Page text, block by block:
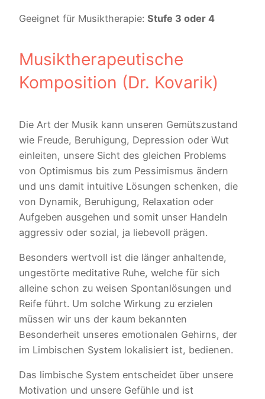
Geeignet für Musiktherapie: Stufe 3 oder 4
Musiktherapeutische
Komposition (Dr. Kovarik)
Die Art der Musik kann unseren Gemütszustand
wie Freude, Beruhigung, Depression oder Wut
einleiten, unsere Sicht des gleichen Problems
von Optimismus bis zum Pessimismus ändern
und uns damit intuitive Lösungen schenken, die
von Dynamik, Beruhigung, Relaxation oder
Aufgeben ausgehen und somit unser Handeln
aggressiv oder sozial, ja liebevoll prägen.
Besonders wertvoll ist die länger anhaltende,
ungestörte meditative Ruhe, welche für sich
alleine schon zu weisen Spontanlösungen und
Reife führt. Um solche Wirkung zu erzielen
müssen wir uns der kaum bekannten
Besonderheit unseres emotionalen Gehirns, der
im Limbischen System lokalisiert ist, bedienen.
Das limbische System entscheidet über unsere
Motivation und unsere Gefühle und ist